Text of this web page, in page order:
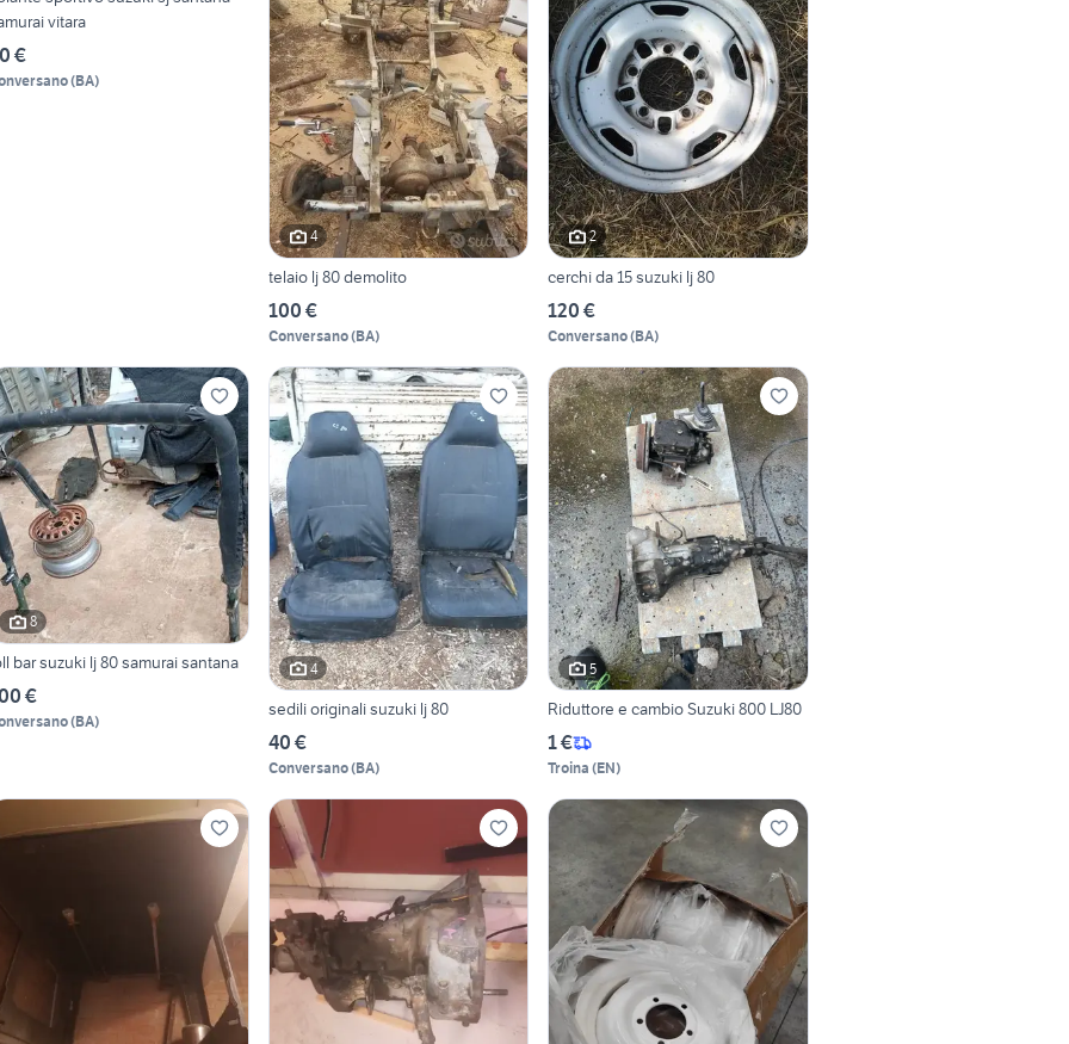
vitara
€
(BA)
4
telaio lj 80 demolito
100 €
Conversano(BA)
2
cerchi da 15 suzuki lj 80
120 €
Conversano(BA)
8
bar suzuki lj 80 samurai santana
€
(BA)
4
sedili originali suzuki lj 80
40 €
Conversano(BA)
5
Riduttore e cambio Suzuki 800 LJ80
1 €
Troina (EN)